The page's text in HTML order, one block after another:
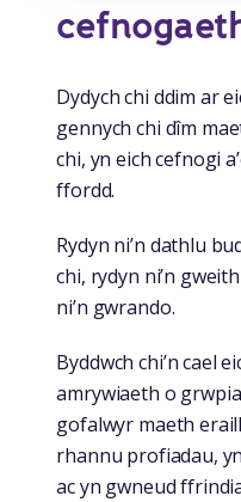
Dydych chi ddim ar
gennych chi dîm
chi, yn eich cefnogi
ffordd.
Rydyn ni’n dathlu
chi, rydyn ni’n
ni’n gwrando.
Byddwch chi’n cael
amrywiaeth o
gofalwyr maeth
rhannu profiadau,
ac yn gwneud